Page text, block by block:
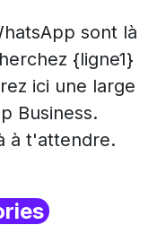
sont là
{ligne1}
ici une large
Business.
à t'attendre.